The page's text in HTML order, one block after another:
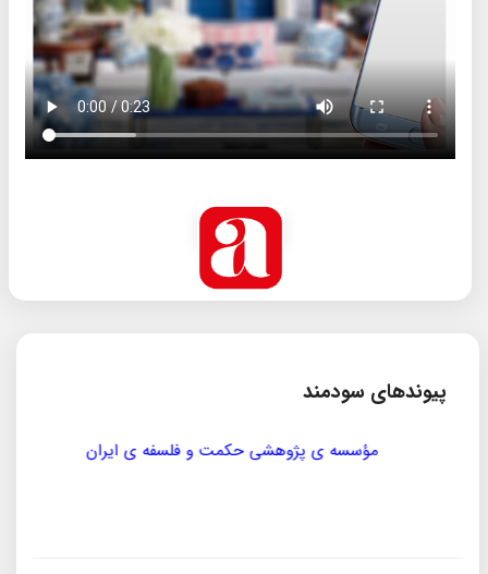
پیوندهای سودمند
مؤسسه ی پژوهشی حکمت و فلسفه ی ایران